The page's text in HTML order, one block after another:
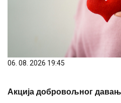
06. 08. 2026 19:45
Акција добровољног